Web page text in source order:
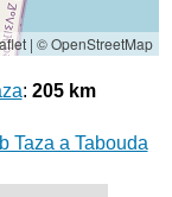
| © OpenStreetMap
: 205 km
Taza a Tabouda